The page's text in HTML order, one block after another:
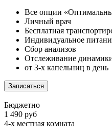
Все опции
Личный врач
Бесплатная
Индивидуальное
Сбор анализов
Отслеживание
от 3-х капельниц в день
Записаться
Бюджетно
1 490 руб
4-х местная комната